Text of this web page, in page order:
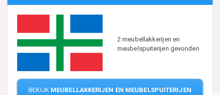
2 meubellakkerijen en
meubelspuiterijen gevonden
BEKIJK MEUBELLAKKERIJEN EN MEUBELSPUITERIJEN